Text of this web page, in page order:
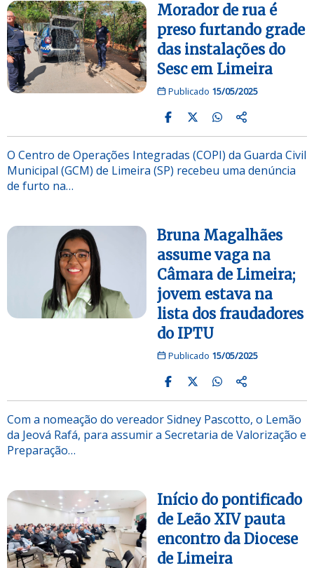
Morador de rua é
preso furtando grade
das instalações do
Sesc em Limeira
Publicado 15/05/2025
O Centro de Operações Integradas (COPI) da Guarda Civil
Municipal (GCM) de Limeira (SP) recebeu uma denúncia
de furto na…
Bruna Magalhães
assume vaga na
Câmara de Limeira;
jovem estava na
lista dos fraudadores
do IPTU
Publicado 15/05/2025
Com a nomeação do vereador Sidney Pascotto, o Lemão
da Jeová Rafá, para assumir a Secretaria de Valorização e
Preparação…
Início do pontificado
de Leão XIV pauta
encontro da Diocese
de Limeira